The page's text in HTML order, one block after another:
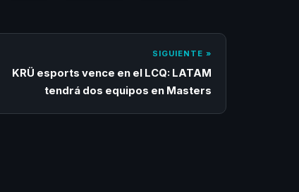
SIGUIENTE »
KRÜ esports vence en el LCQ: LATAM
tendrá dos equipos en Masters